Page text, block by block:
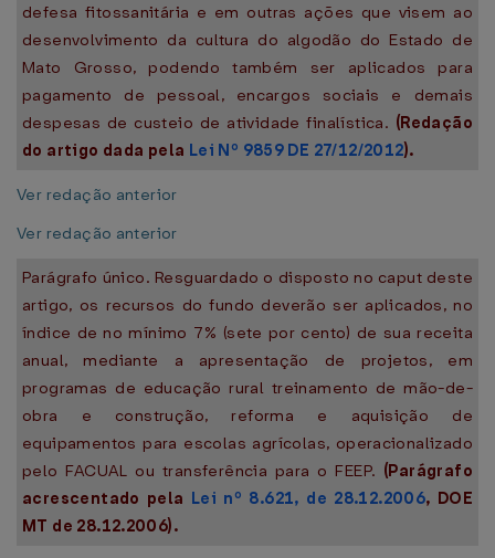
defesa fitossanitária e em outras ações que visem ao
desenvolvimento da cultura do algodão do Estado de
Mato Grosso, podendo também ser aplicados para
pagamento de pessoal, encargos sociais e demais
despesas de custeio de atividade finalística. (Redação
do artigo dada pela Lei Nº 9859 DE 27/12/2012).
Ver redação anterior
Ver redação anterior
Parágrafo único. Resguardado o disposto no caput deste
artigo, os recursos do fundo deverão ser aplicados, no
índice de no mínimo 7% (sete por cento) de sua receita
anual, mediante a apresentação de projetos, em
programas de educação rural treinamento de mão-de-
obra e construção, reforma e aquisição de
equipamentos para escolas agrícolas, operacionalizado
pelo FACUAL ou transferência para o FEEP. (Parágrafo
acrescentado pela Lei nº 8.621, de 28.12.2006, DOE
MT de 28.12.2006).